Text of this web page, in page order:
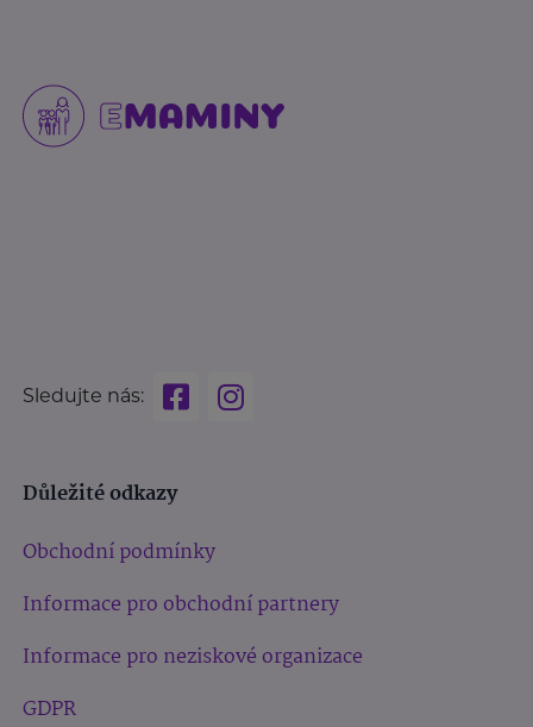
Sledujte nás:
Důležité odkazy
Obchodní podmínky
Informace pro obchodní partnery
Informace pro neziskové organizace
GDPR